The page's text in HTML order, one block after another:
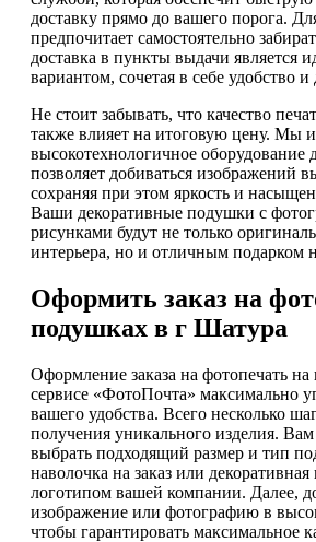
доставку прямо до вашего порога.
предпочитает самостоятельно
доставка в пункты выдачи является
вариантом, сочетая в себе удобство и
Не стоит забывать, что качество
также влияет на итоговую цену. Мы
высокотехнологичное оборудование
позволяет добиваться изображений
сохраняя при этом яркость и
Ваши декоративные подушки с
рисунками будут не только
интерьера, но и отличным подарком
Оформить заказ на
подушках в г Шатура
Оформление заказа на фотопечать
сервисе «ФотоПочта» максимально
вашего удобства. Всего несколько
получения уникального изделия.
выбрать подходящий размер и тип
наволочка на заказ или
логотипом вашей компании. Далее,
изображение или фотографию в
чтобы гарантировать максимальное